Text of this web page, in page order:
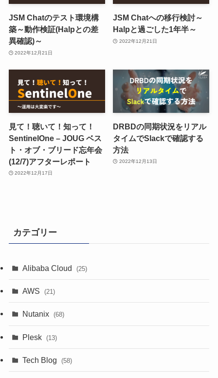
JSM Chatのテスト環境構
築～動作検証(Halpとの差
異確認)～
2022年12月21日
JSM Chatへの移行検討～
Halpと過ごした1年半～
2022年12月21日
見て！聴いて！知って！
SentinelOne – JOUG ベス
ト・オブ・ブリード忘年会
(12/7)アフターレポート
2022年12月17日
DRBDの同期状況をリアル
タイムでSlackで確認する
方法
2022年12月13日
カテゴリー
Alibaba Cloud (25)
AWS (21)
Nutanix (68)
Plesk (13)
Tech Blog (58)